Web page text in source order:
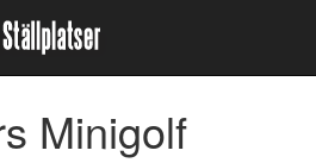
Minigolf